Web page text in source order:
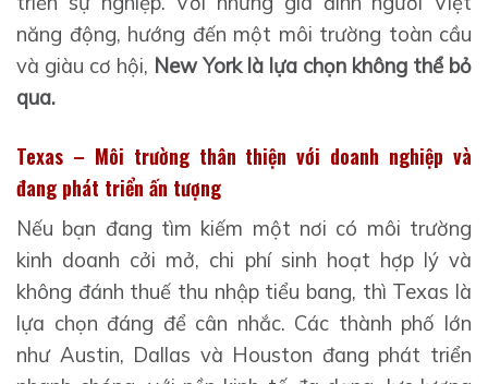
năng động, hướng đến một môi trường toàn cầu
và giàu cơ hội, New York là lựa chọn không thể bỏ
qua.
Texas – Môi trường thân thiện với doanh nghiệp và
đang phát triển ấn tượng
Nếu bạn đang tìm kiếm một nơi có môi trường
kinh doanh cởi mở, chi phí sinh hoạt hợp lý và
không đánh thuế thu nhập tiểu bang, thì Texas là
lựa chọn đáng để cân nhắc. Các thành phố lớn
như Austin, Dallas và Houston đang phát triển